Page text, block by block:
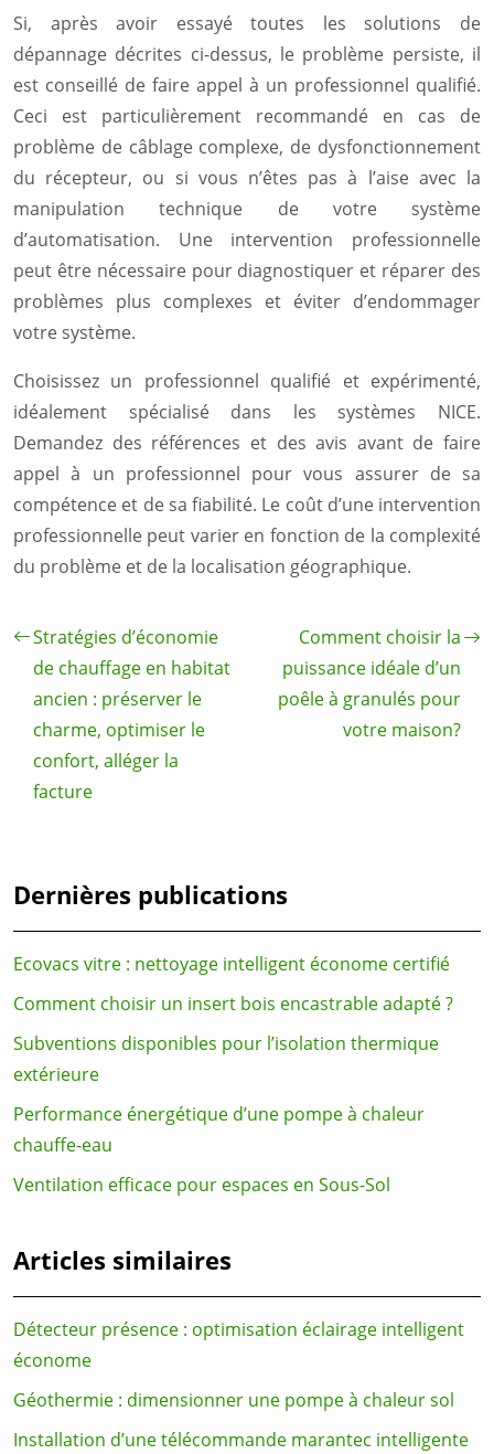
Si, après avoir essayé toutes les solutions de
dépannage décrites ci-dessus, le problème persiste, il
est conseillé de faire appel à un professionnel qualifié.
Ceci est particulièrement recommandé en cas de
problème de câblage complexe, de dysfonctionnement
du récepteur, ou si vous n’êtes pas à l’aise avec la
manipulation technique de votre système
d’automatisation. Une intervention professionnelle
peut être nécessaire pour diagnostiquer et réparer des
problèmes plus complexes et éviter d’endommager
votre système.
Choisissez un professionnel qualifié et expérimenté,
idéalement spécialisé dans les systèmes NICE.
Demandez des références et des avis avant de faire
appel à un professionnel pour vous assurer de sa
compétence et de sa fiabilité. Le coût d’une intervention
professionnelle peut varier en fonction de la complexité
du problème et de la localisation géographique.
Stratégies d’économie
de chauffage en habitat
ancien : préserver le
charme, optimiser le
confort, alléger la
facture
Comment choisir la
puissance idéale d’un
poêle à granulés pour
votre maison?
Dernières publications
Ecovacs vitre : nettoyage intelligent économe certifié
Comment choisir un insert bois encastrable adapté ?
Subventions disponibles pour l’isolation thermique
extérieure
Performance énergétique d’une pompe à chaleur
chauffe-eau
Ventilation efficace pour espaces en Sous-Sol
Articles similaires
Détecteur présence : optimisation éclairage intelligent
économe
Géothermie : dimensionner une pompe à chaleur sol
Installation d’une télécommande marantec intelligente